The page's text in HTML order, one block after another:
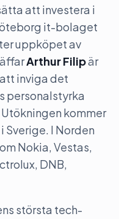
att investera i
it-bolaget
uppköpet av
Arthur Filipär
inviga det
personalstyrka
kommer
Sverige. I Norden
Nokia, Vestas,
DNB,
största tech-